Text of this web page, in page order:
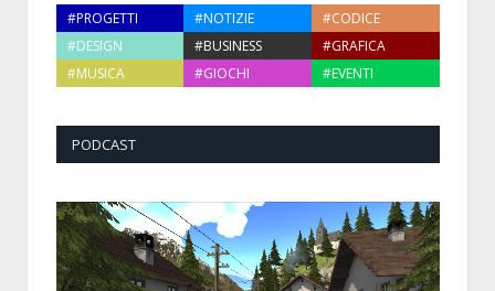
#PROGETTI #NOTIZIE
#CODICE
#DESIGN
#BUSINESS
#GRAFICA
#MUSICA
#GIOCHI #EVENTI
PODCAST